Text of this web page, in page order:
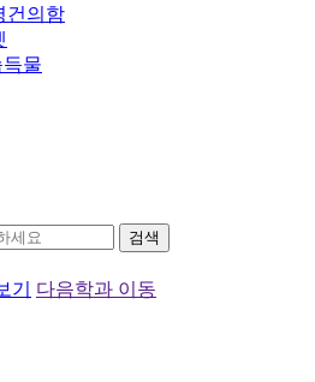
건의함
득물
검색
기 다음학과 이동